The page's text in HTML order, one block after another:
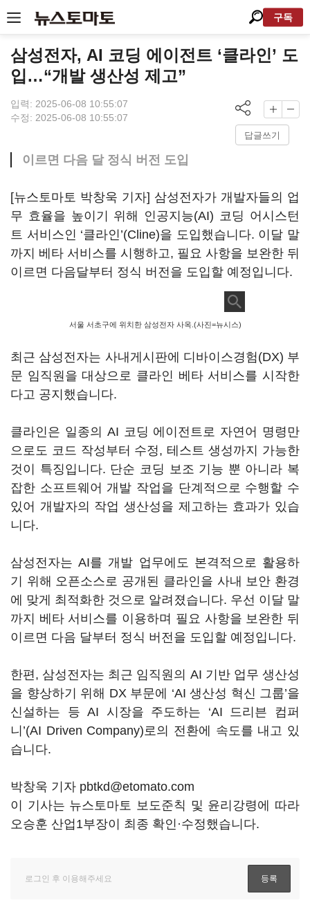
구독
삼성전자, AI 코딩 에이전트 ‘클라인’ 도
입…“개발 생산성 제고”
입력: 2025-06-08 10:55:07
수정: 2025-06-08 10:55:07
답글쓰기
이르면 다음 달 정식 버전 도입
[뉴스토마토 박창욱 기자] 삼성전자가 개발자들의 업
무 효율을 높이기 위해 인공지능(AI) 코딩 어시스턴
트 서비스인 ‘클라인’(Cline)을 도입했습니다. 이달 말
까지 베타 서비스를 시행하고, 필요 사항을 보완한 뒤
이르면 다음달부터 정식 버전을 도입할 예정입니다.
서울 서초구에 위치한 삼성전자 사옥.(사진=뉴시스)
최근 삼성전자는 사내게시판에 디바이스경험(DX) 부
문 임직원을 대상으로 클라인 베타 서비스를 시작한
다고 공지했습니다.
클라인은 일종의 AI 코딩 에이전트로 자연어 명령만
으로도 코드 작성부터 수정, 테스트 생성까지 가능한
것이 특징입니다. 단순 코딩 보조 기능 뿐 아니라 복
잡한 소프트웨어 개발 작업을 단계적으로 수행할 수
있어 개발자의 작업 생산성을 제고하는 효과가 있습
니다.
삼성전자는 AI를 개발 업무에도 본격적으로 활용하
기 위해 오픈소스로 공개된 클라인을 사내 보안 환경
에 맞게 최적화한 것으로 알려졌습니다. 우선 이달 말
까지 베타 서비스를 이용하며 필요 사항을 보완한 뒤
이르면 다음 달부터 정식 버전을 도입할 예정입니다.
한편, 삼성전자는 최근 임직원의 AI 기반 업무 생산성
을 향상하기 위해 DX 부문에 ‘AI 생산성 혁신 그룹’을
신설하는 등 AI 시장을 주도하는 ‘AI 드리븐 컴퍼
니’(AI Driven Company)로의 전환에 속도를 내고 있
습니다.
박창욱 기자 pbtkd@etomato.com
이 기사는 뉴스토마토 보도준칙 및 윤리강령에 따라
오승훈 산업1부장이 최종 확인·수정했습니다.